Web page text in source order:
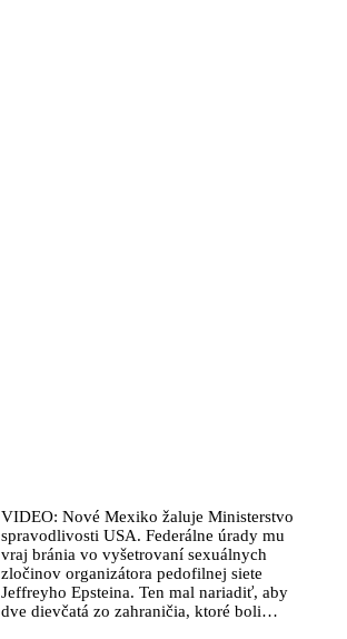
VIDEO: Nové Mexiko žaluje Ministerstvo
spravodlivosti USA. Federálne úrady mu
vraj bránia vo vyšetrovaní sexuálnych
zločinov organizátora pedofilnej siete
Jeffreyho Epsteina. Ten mal nariadiť, aby
dve dievčatá zo zahraničia, ktoré boli